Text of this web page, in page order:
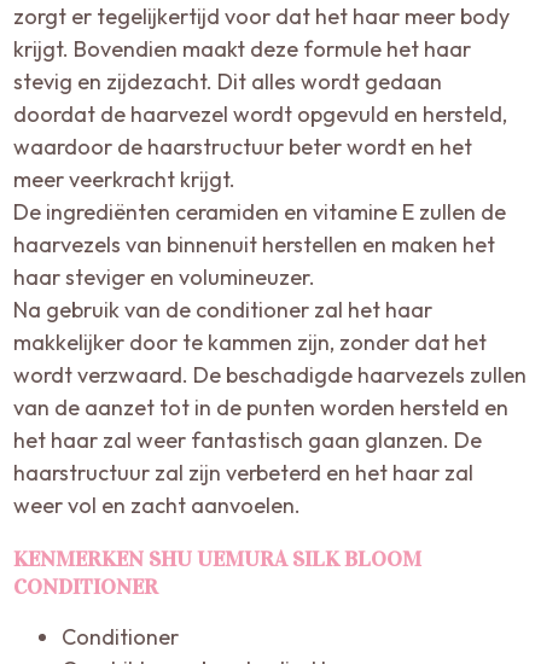
zorgt er tegelijkertijd voor dat het haar meer body
krijgt. Bovendien maakt deze formule het haar
stevig en zijdezacht. Dit alles wordt gedaan
doordat de haarvezel wordt opgevuld en hersteld,
waardoor de haarstructuur beter wordt en het
meer veerkracht krijgt.
De ingrediënten ceramiden en vitamine E zullen de
haarvezels van binnenuit herstellen en maken het
haar steviger en volumineuzer.
Na gebruik van de conditioner zal het haar
makkelijker door te kammen zijn, zonder dat het
wordt verzwaard. De beschadigde haarvezels zullen
van de aanzet tot in de punten worden hersteld en
het haar zal weer fantastisch gaan glanzen. De
haarstructuur zal zijn verbeterd en het haar zal
weer vol en zacht aanvoelen.
KENMERKEN SHU UEMURA SILK BLOOM
CONDITIONER
Conditioner